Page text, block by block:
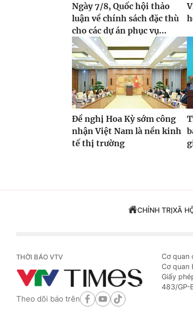
Ngày 7/8, Quốc hội thảo
luận về chính sách đặc thù
cho các dự án phục vụ...
Đề nghị Hoa Kỳ sớm công
nhận Việt Nam là nền kinh
tế thị trường
CHÍNH TRỊXÃ
THỜI BÁO VTV
Theo dõi báo trên
Cơ quan
Cơ quan
Giấy
483/GP-